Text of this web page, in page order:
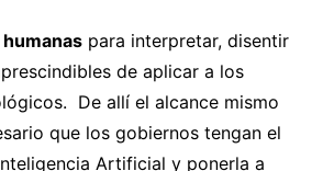
para interpretar, disentir
de aplicar a los
De allí el alcance mismo
que los gobiernos tengan el
Artificial y ponerla a